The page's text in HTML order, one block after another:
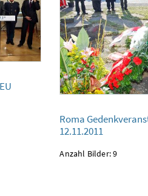
12.11.2011
Roma
12.11.2011
Anzahl Bilder: 9